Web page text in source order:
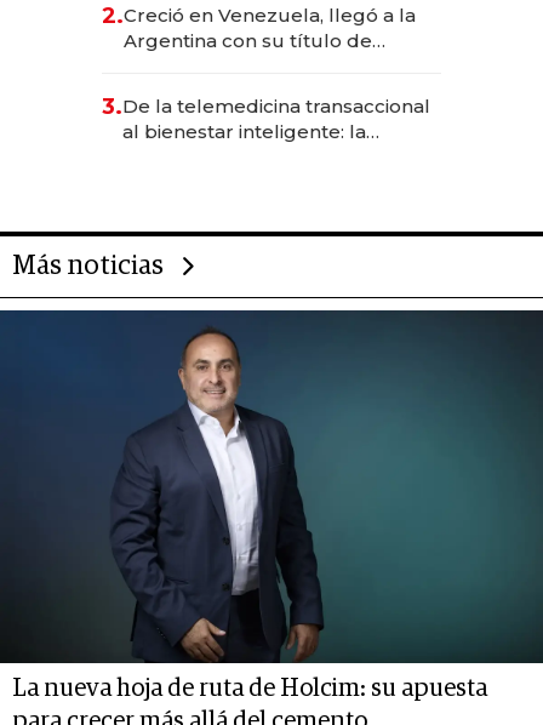
2.Creció en Venezuela, llegó a la
Argentina con su título de
las marcas "fast premium"
3.De la telemedicina transaccional
al bienestar inteligente: la
Más noticias
La nueva hoja de ruta de Holcim: su apuesta